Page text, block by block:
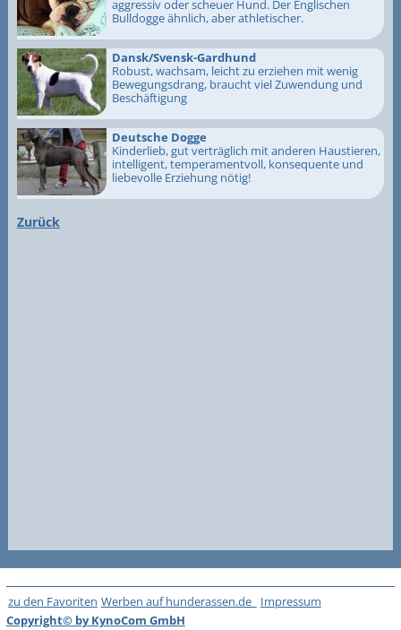
aggressiv oder scheuer Hund. Der Englischen
Bulldogge ähnlich, aber athletischer.
Dansk/Svensk-Gardhund
Robust, wachsam, leicht zu erziehen mit wenig
Bewegungsdrang, braucht viel Zuwendung und
Beschäftigung
Deutsche Dogge
Kinderlieb, gut verträglich mit anderen Haustieren,
intelligent, temperamentvoll, konsequente und
liebevolle Erziehung nötig!
Zurück
zu den Favoriten Werben auf hunderassen.de
Impressum
Copyright© by KynoCom GmbH